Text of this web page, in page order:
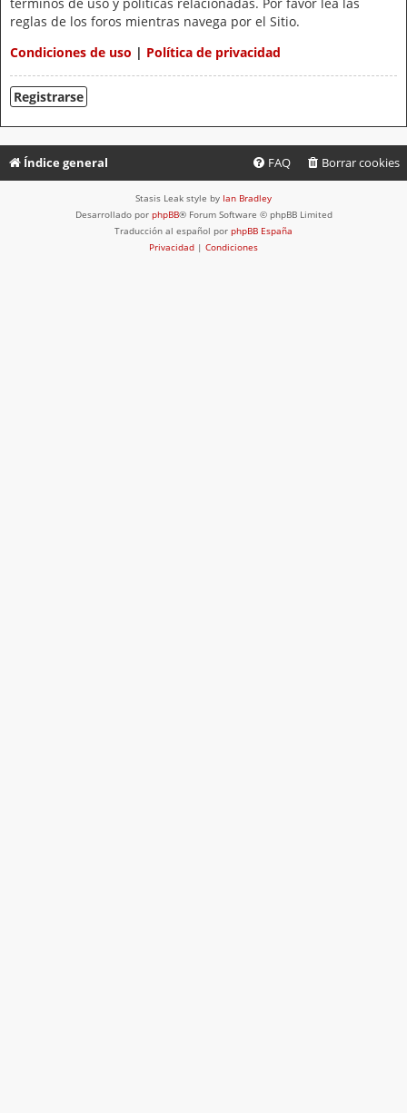
reglas de los foros mientras navega por el Sitio.
Condiciones de uso | Política de privacidad
Registrarse
Índice general Borrar cookies
FAQ
Stasis Leak style by Ian Bradley
Desarrollado por phpBB® Forum Software © phpBB Limited
Traducción al español por phpBB España
Privacidad | Condiciones